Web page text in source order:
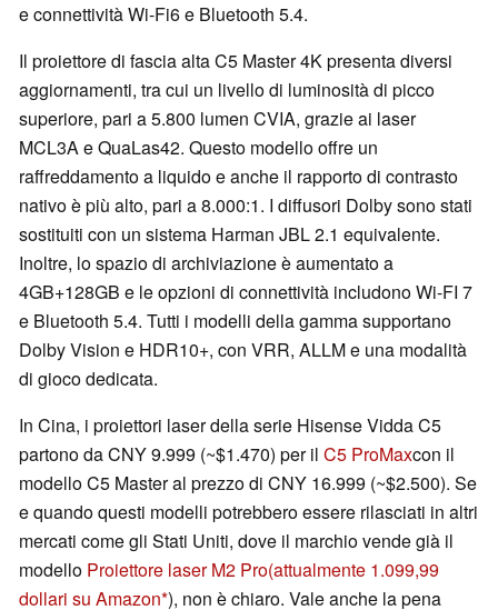
e connettività Wi-Fi6 e Bluetooth 5.4.
Il proiettore di fascia alta C5 Master 4K presenta diversi
aggiornamenti, tra cui un livello di luminosità di picco
superiore, pari a 5.800 lumen CVIA, grazie ai laser
MCL3A e QuaLas42. Questo modello offre un
raffreddamento a liquido e anche il rapporto di contrasto
nativo è più alto, pari a 8.000:1. I diffusori Dolby sono stati
sostituiti con un sistema Harman JBL 2.1 equivalente.
Inoltre, lo spazio di archiviazione è aumentato a
4GB+128GB e le opzioni di connettività includono Wi-FI 7
e Bluetooth 5.4. Tutti i modelli della gamma supportano
Dolby Vision e HDR10+, con VRR, ALLM e una modalità
di gioco dedicata.
In Cina, i proiettori laser della serie Hisense Vidda C5
partono da CNY 9.999 (~$1.470) per il C5 ProMaxcon il
modello C5 Master al prezzo di CNY 16.999 (~$2.500). Se
e quando questi modelli potrebbero essere rilasciati in altri
mercati come gli Stati Uniti, dove il marchio vende già il
modello Proiettore laser M2 Pro(attualmente 1.099,99
dollari su Amazon ), non è chiaro. Vale anche la pena